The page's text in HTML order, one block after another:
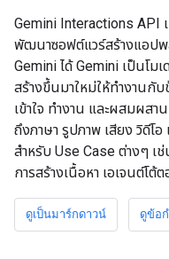
Gemini Interactions API
พัฒนาซอฟต์แวร์สร้างแอปพ
Gemini ได้ Gemini เป็นโม
สร้างขึ้นมาใหม่ให้ทำงานกั
เข้าใจ ทำงาน และผสมผสา
ถึงภาษา รูปภาพ เสียง วิดีโ
สำหรับ Use Case ต่างๆ เ
การสร้างเนื้อหา เอเจนต์โ
ดูเป็นมาร์กดาวน์ ดูข้อ